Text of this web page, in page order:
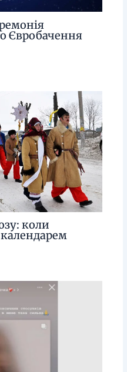
Євробачення
коли